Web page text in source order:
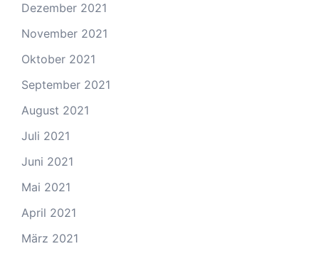
Dezember 2021
November 2021
Oktober 2021
September 2021
August 2021
Juli 2021
Juni 2021
Mai 2021
April 2021
März 2021